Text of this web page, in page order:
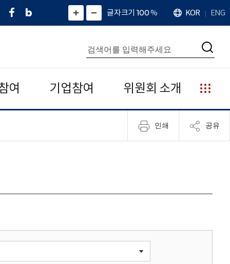
페
네
그
)
화
면
면
소
확
대
치
글자크기 100%
언
어
KOR ENG
통
합
검
색
검
여 기업참여 위원회 소개
누
리
집
안
인쇄 공유